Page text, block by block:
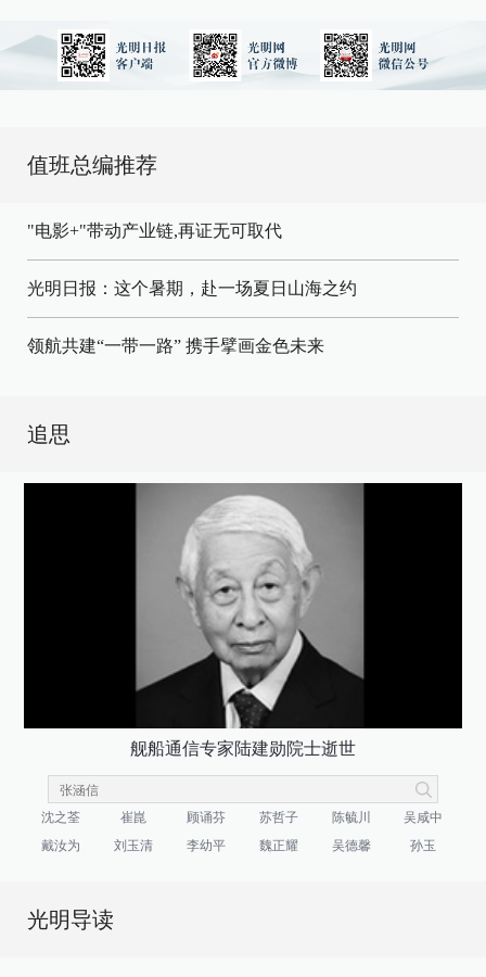
值班总编推荐
"电影+"带动产业链,再证无可取代
光明日报：这个暑期，赴一场夏日山海之约
领航共建“一带一路” 携手擘画金色未来
追思
舰船通信专家陆建勋院士逝世
沈之荃 崔崑 顾诵芬 苏哲子 陈毓川
吴咸中
戴汝为
刘玉清 李幼平 魏正耀 吴德馨 孙玉
光明导读